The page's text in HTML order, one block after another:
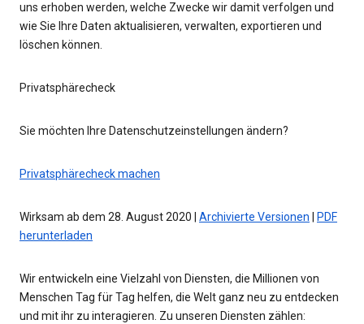
uns erhoben werden, welche Zwecke wir damit verfolgen und
wie Sie Ihre Daten aktualisieren, verwalten, exportieren und
löschen können.
Privatsphärecheck
Sie möchten Ihre Datenschutzeinstellungen ändern?
Privatsphärecheck machen
Wirksam ab dem 28. August 2020 | Archivierte Versionen
PDF
herunterladen
Wir entwickeln eine Vielzahl von Diensten, die Millionen von
Menschen Tag für Tag helfen, die Welt ganz neu zu entdecken
und mit ihr zu interagieren. Zu unseren Diensten zählen: